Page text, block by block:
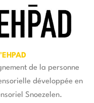
de la personne
développée en
Snoezelen.